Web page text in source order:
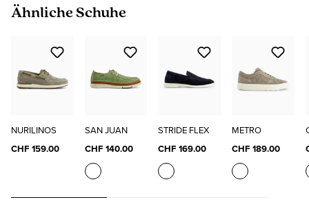
Produktgalerie überspringen
Ähnliche Schuhe
NURILINOS
CHF 159.00
SAN JUAN
CHF 140.00
STRIDE FLEX
CHF 169.00
METRO
CHF 189.00